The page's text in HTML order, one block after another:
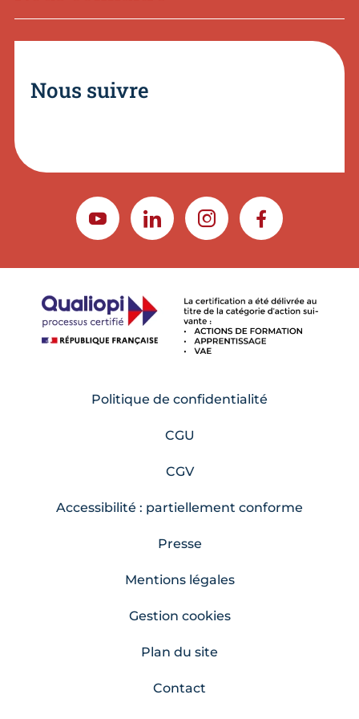
Nous suivre
YOUTUBELINKEDININSTAGRAMFACEBOOK
Politique de confidentialité
CGU
CGV
Accessibilité : partiellement conforme
Presse
Mentions légales
Gestion cookies
Plan du site
Contact